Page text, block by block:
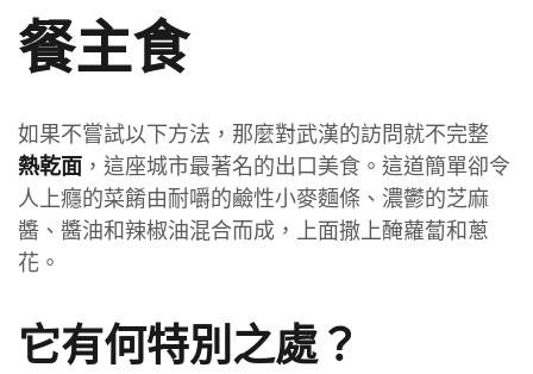
餐主食
如果不嘗試以下方法，那麼對武漢的訪問就不完整
熱乾面 ，這座城市最著名的出口美食。這道簡單卻令
人上癮的菜餚由耐嚼的鹼性小麥麵條、濃鬱的芝麻
醬、醬油和辣椒油混合而成，上面撒上醃蘿蔔和蔥
花。
它有何特別之處？